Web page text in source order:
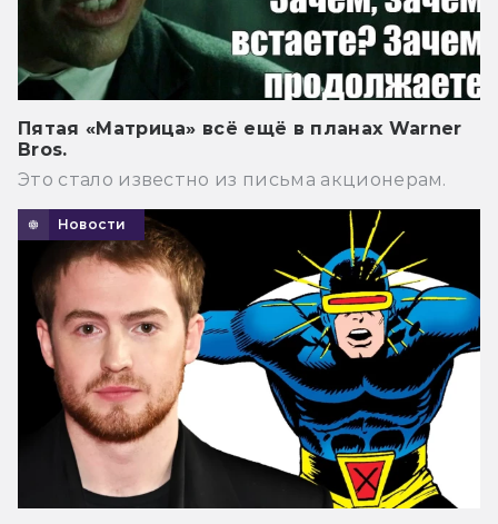
Пятая «Матрица» всё ещё в планах Warner
Bros.
Это стало известно из письма акционерам.
Новости